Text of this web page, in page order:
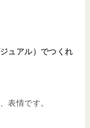
ュアル）でつくれ
表情です。